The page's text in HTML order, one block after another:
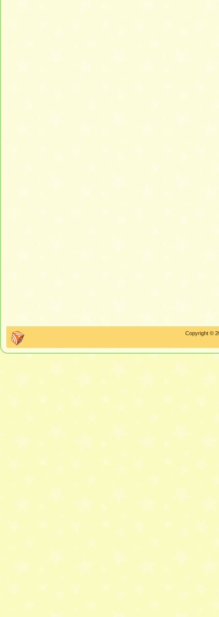
Copyright ©